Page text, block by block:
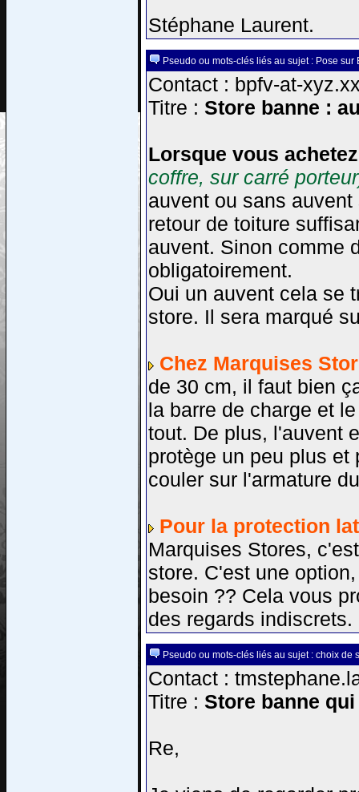
Stéphane Laurent.
Pseudo ou mots-clés liés au sujet : Pose sur
Contact : bpfv-at-
Titre : Store banne :
Lorsque vous
coffre, sur carré
auvent ou sans
retour de toiture
auvent. Sinon comme
obligatoirement.
Oui un auvent cela se
store. Il sera marqué
Chez Marquises
de 30 cm, il faut bien
la barre de charge et
tout. De plus, l'auvent
protège un peu plus et
couler sur l'armature
Pour la protection
Marquises Stores,
store. C'est une
besoin ?? Cela vous
des regards indiscrets.
Pseudo ou mots-clés liés au sujet : choix de
Contact :
Titre : Store banne
Re,